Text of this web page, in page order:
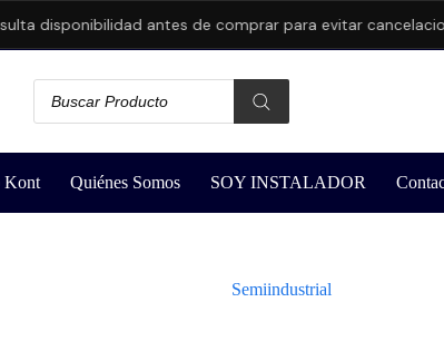
disponibilidad antes de comprar para evitar
Kont Quiénes Somos SOY INSTALADOR
Semiindustrial